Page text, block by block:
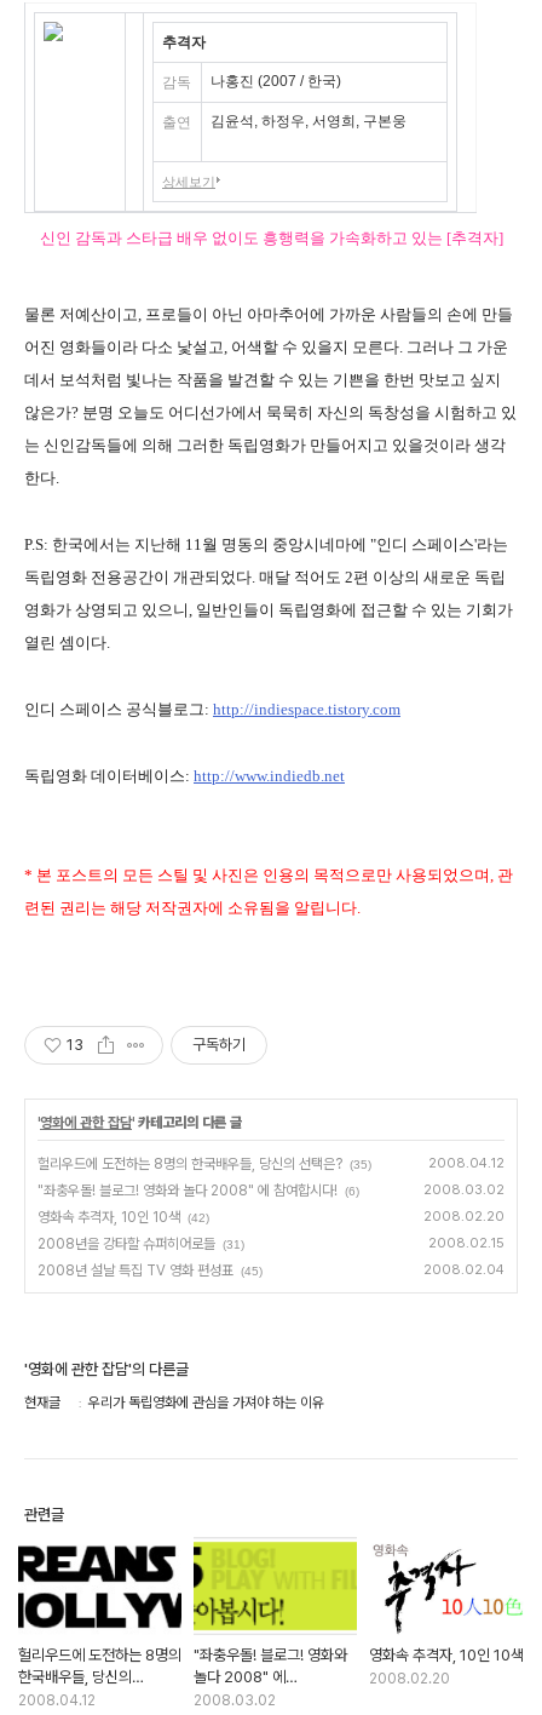
추격자
감독 나홍진 (2007 / 한국)
출연 김윤석, 하정우, 서영희, 구본웅
상세보기
신인 감독과 스타급 배우 없이도 흥행력을 가속화하고 있는 [추격자]
물론 저예산이고, 프로들이 아닌 아마추어에 가까운 사람들의 손에 만들
어진 영화들이라 다소 낯설고, 어색할 수 있을지 모른다. 그러나 그 가운
데서 보석처럼 빛나는 작품을 발견할 수 있는 기쁜을 한번 맛보고 싶지
않은가? 분명 오늘도 어디선가에서 묵묵히 자신의 독창성을 시험하고 있
는 신인감독들에 의해 그러한 독립영화가 만들어지고 있을것이라 생각
한다.
P.S: 한국에서는 지난해 11월 명동의 중앙시네마에 "인디 스페이스'라는
독립영화 전용공간이 개관되었다. 매달 적어도 2편 이상의 새로운 독립
영화가 상영되고 있으니, 일반인들이 독립영화에 접근할 수 있는 기회가
열린 셈이다.
인디 스페이스 공식블로그: http://indiespace.tistory.com
독립영화 데이터베이스: http://www.indiedb.net
* 본 포스트의 모든 스틸 및 사진은 인용의 목적으로만 사용되었으며, 관
련된 권리는 해당 저작권자에 소유됨을 알립니다.
13 구독하기
'영화에 관한 잡담' 카테고리의 다른 글
헐리우드에 도전하는 8명의 한국배우들, 당신의 선택은? (35) 2008.04.12
"좌충우돌! 블로그! 영화와 놀다 2008" 에 참여합시다! (6) 2008.03.02
영화속 추격자, 10인 10색 (42) 2008.02.20
2008년을 강타할 슈퍼히어로들 (31) 2008.02.15
2008년 설날 특집 TV 영화 편성표 (45) 2008.02.04
'영화에 관한 잡담'의 다른글
현재글 우리가 독립영화에 관심을 가져야 하는 이유
관련글
헐리우드에 도전하는 8명의
한국배우들, 당신의
선택은?
2008.04.12
"좌충우돌! 블로그! 영화와
놀다 2008" 에
참여합시다!
2008.03.02
영화속 추격자, 10인 10색
2008.02.20